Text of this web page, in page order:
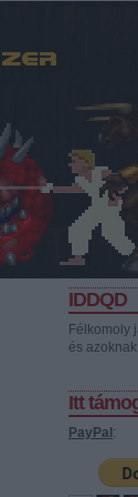
IDDQD
Félkomoly
és
Itt
PayPal :